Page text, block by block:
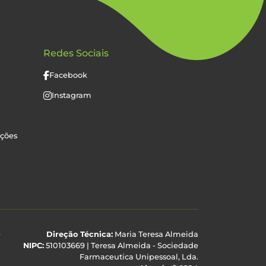
Redes Sociais
Facebook
Instagram
Direção Técnica: Maria Teresa Almeida
NIPC: 510103669 | Teresa Almeida - Sociedade
Farmaceutica Unipessoal, Lda.